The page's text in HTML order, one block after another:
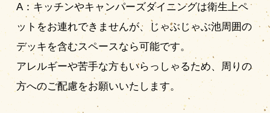
A：キッチンやキャンパーズダイニングは衛生上ペ
ットをお連れできませんが、じゃぶじゃぶ池周囲の
デッキを含むスペースなら可能です。
アレルギーや苦手な方もいらっしゃるため、周りの
方へのご配慮をお願いいたします。